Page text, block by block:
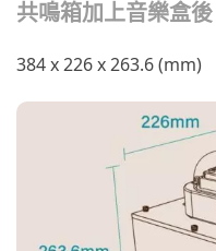
共鳴箱加上音樂盒後
384 x 226 x 263.6 (mm)